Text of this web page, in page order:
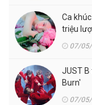
Ca
triệu
07/
JUST
Burn'
07/